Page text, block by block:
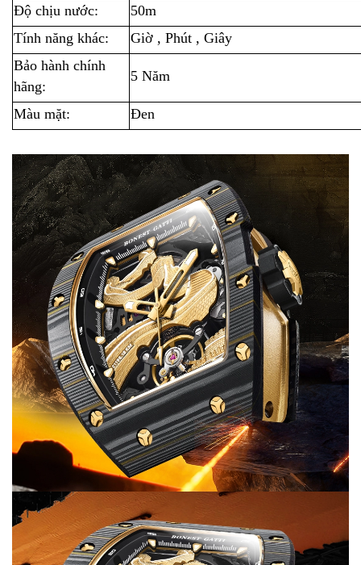
Độ chịu nước:
50m
Tính năng khác:
Giờ , Phút , Giây
Bảo hành chính
hãng:
5 Năm
Màu mặt: Đen